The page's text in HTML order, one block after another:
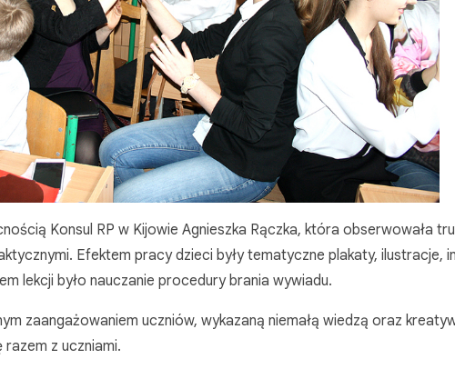
Konsul RP w Kijowie Agnieszka Rączka, która obserwowała
Efektem pracy dzieci były tematyczne plakaty, ilustracje,
lekcji było nauczanie procedury brania wywiadu.
zaangażowaniem uczniów, wykazaną niemałą wiedzą oraz
z uczniami.